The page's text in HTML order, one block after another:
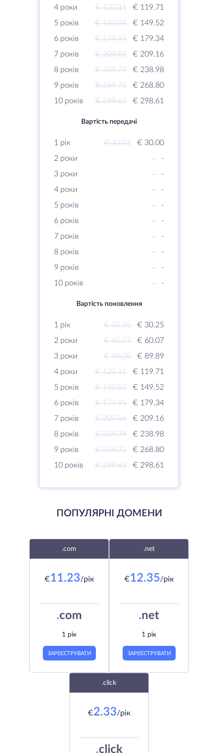
4 роки
€ 120.11
€ 119.71
5 років
€ 150.03
€ 149.52
6 років
€ 179.95
€ 179.34
7 років
€ 209.86
€ 209.16
8 років
€ 239.79
€ 238.98
9 років
€ 269.71
€ 268.80
10 років
€ 299.63 € 298.61
Вартість передачі
1 рік € 30.01
€ 30.00
2 роки
-
-
3 роки
-
-
4 роки
-
-
5 років
-
-
6 років
-
-
7 років
-
-
8 років
-
-
9 років
-
-
10 років
- -
Вартість поновлення
1 рік € 30.35
€ 30.25
2 роки
€ 60.27
€ 60.07
3 роки
€ 90.20
€ 89.89
4 роки
€ 120.11
€ 119.71
5 років
€ 150.03
€ 149.52
6 років
€ 179.95
€ 179.34
7 років
€ 209.86
€ 209.16
8 років
€ 239.79
€ 238.98
9 років
€ 269.71
€ 268.80
10 років
€ 299.63 € 298.61
ПОПУЛЯРНІ ДОМЕНИ
.com
€11.23/рік
.com
1 рік
ЗАРЕЄСТРУВАТИ
.net
€12.35/рік
.net
1 рік
ЗАРЕЄСТРУВАТИ
.click
€2.33/рік
.click